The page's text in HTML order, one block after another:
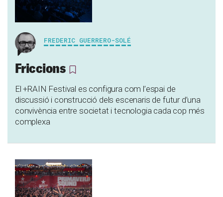
FREDERIC GUERRERO-SOLÉ
Friccions
El +RAIN Festival es configura com l’espai de
discussió i construcció dels escenaris de futur d’una
convivència entre societat i tecnologia cada cop més
complexa